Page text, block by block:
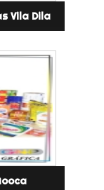
Vila Dila